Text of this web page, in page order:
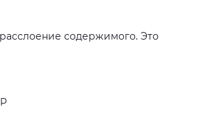
содержимого. Это